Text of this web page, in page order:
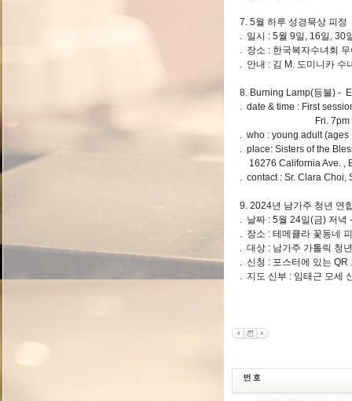
7. 5월 하루 성경묵상 피정
. 일시 : 5월 9일, 16일, 30
. 장소 : 한국복자수녀회
. 안내 : 김 M. 도미니카 수
8. Burning Lamp(등불) -
. date & time : First
Fri. 7pm -
. who : young adult (ages
. place: Sisters of the
16276 California Ave. ,
. contact : Sr. Clara Choi,
9. 2024년 남가주 청년 연
. 날짜 : 5월 24일(금) 저녁
. 장소 : 테메큘라 꽃동네
. 대상 : 남가주 가톨릭
. 신청 : 포스터에 있는 QR
. 지도 신부 : 임태근 모세